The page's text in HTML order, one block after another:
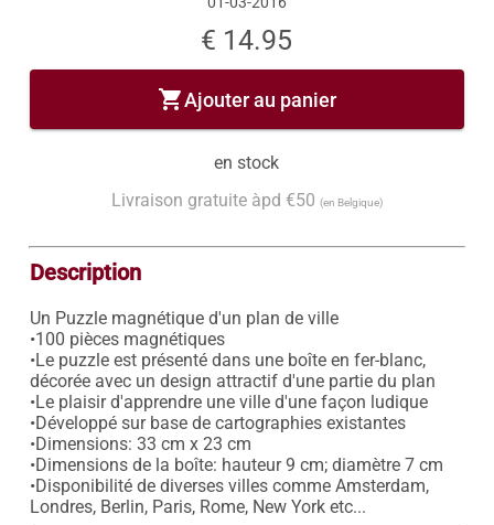
€ 14.95
shopping_cartAjouter au panier
en stock
Livraison gratuite àpd €50 (en Belgique)
Description
Un Puzzle magnétique d'un plan de ville
•100 pièces magnétiques
•Le puzzle est présenté dans une boîte en fer-blanc,
décorée avec un design attractif d'une partie du plan
•Le plaisir d'apprendre une ville d'une façon ludique
•Développé sur base de cartographies existantes
•Dimensions: 33 cm x 23 cm
•Dimensions de la boîte: hauteur 9 cm; diamètre 7 cm
•Disponibilité de diverses villes comme Amsterdam,